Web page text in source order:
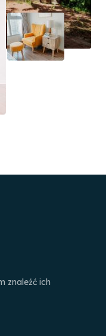
znaleźć ich